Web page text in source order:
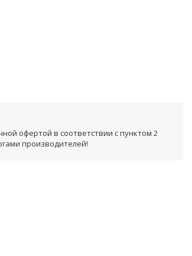
офертой в соответствии с пунктом 2
производителей!